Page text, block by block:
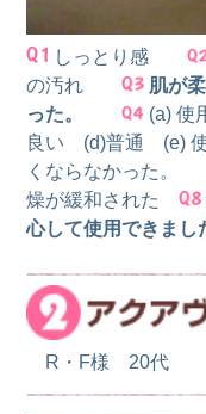
しっとり感
の汚れ
肌が
った。
(a) 使
良い (d)普通 (e)
くならなかった。
燥が緩和された
心して使用できまし
R・F様 20代